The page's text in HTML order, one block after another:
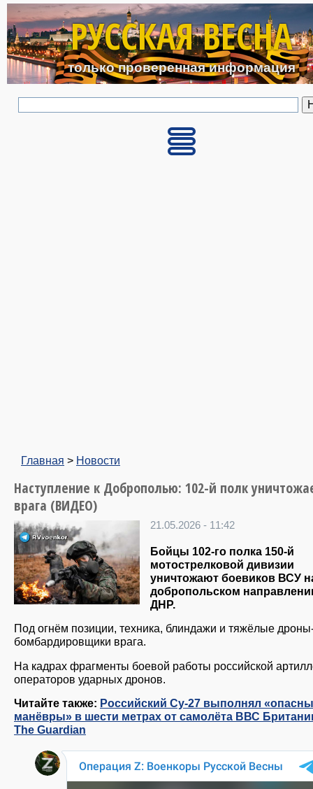
Перейти к основному
РУССКАЯ ВЕСНА
только проверенная информация
Главная > Новости
Наступление к Доброполью: 102-й полк
врага (ВИДЕО)
21.05.2026 - 11:42
Бойцы 102-го полка 150-й
мотострелковой дивизии
уничтожают боевиков ВСУ
добропольском
ДНР.
Под огнём позиции, техника, блиндажи и тяжёлые
бомбардировщики врага.
На кадрах фрагменты боевой работы российской
операторов ударных дронов.
Читайте также: Российский Су-27 выполнял
манёвры» в шести метрах от самолёта ВВС
The Guardian